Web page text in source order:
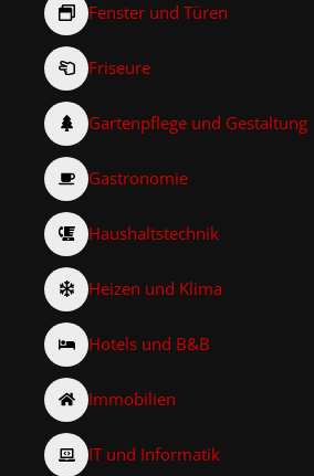
Fenster und Türen
Friseure
Gartenpflege und Gestaltung
Gastronomie
Haushaltstechnik
Heizen und Klima
Hotels und B&B
Immobilien
IT und Informatik